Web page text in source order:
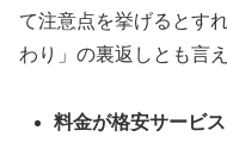
て注意点を挙げるとす
わり」の裏返しとも言
料金が格安サービ